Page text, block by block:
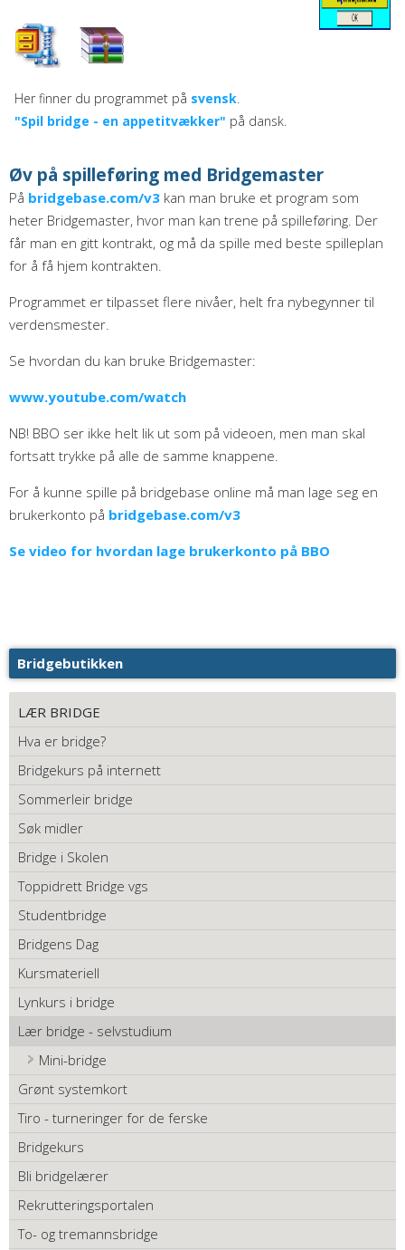
Her finner du programmet på svensk.
"Spil bridge - en appetitvækker" på dansk.
Øv på spilleføring med Bridgemaster
På bridgebase.com/v3 kan man bruke et program som
heter Bridgemaster, hvor man kan trene på spilleføring. Der
får man en gitt kontrakt, og må da spille med beste spilleplan
for å få hjem kontrakten.
Programmet er tilpasset flere nivåer, helt fra nybegynner til
verdensmester.
Se hvordan du kan bruke Bridgemaster:
www.youtube.com/watch
NB! BBO ser ikke helt lik ut som på videoen, men man skal
fortsatt trykke på alle de samme knappene.
For å kunne spille på bridgebase online må man lage seg en
brukerkonto på bridgebase.com/v3
Se video for hvordan lage brukerkonto på BBO
Bridgebutikken
LÆR BRIDGE
Hva er bridge?
Bridgekurs på internett
Sommerleir bridge
Søk midler
Bridge i Skolen
Toppidrett Bridge vgs
Studentbridge
Bridgens Dag
Kursmateriell
Lynkurs i bridge
Lær bridge - selvstudium
Mini-bridge
Grønt systemkort
Tiro - turneringer for de ferske
Bridgekurs
Bli bridgelærer
Rekrutteringsportalen
To- og tremannsbridge